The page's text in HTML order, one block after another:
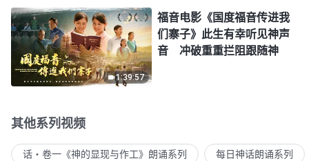
1:39:57
福音电影《国度福音传进我
们寨子》此生有幸听见神声
音 冲破重重拦阻跟随神
其他系列视频
话・卷一《神的显现与作工》朗诵系列 每日神话朗诵系列